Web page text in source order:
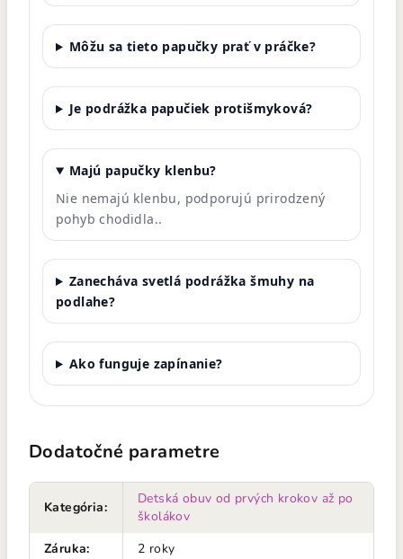
Môžu sa tieto papučky prať v práčke?
Je podrážka papučiek protišmyková?
Majú papučky klenbu?
Nie nemajú klenbu, podporujú prirodzený
pohyb chodidla..
Zanecháva svetlá podrážka šmuhy na
podlahe?
Ako funguje zapínanie?
Dodatočné parametre
Kategória:
Detská obuv od prvých krokov až po
školákov
Záruka:
2 roky